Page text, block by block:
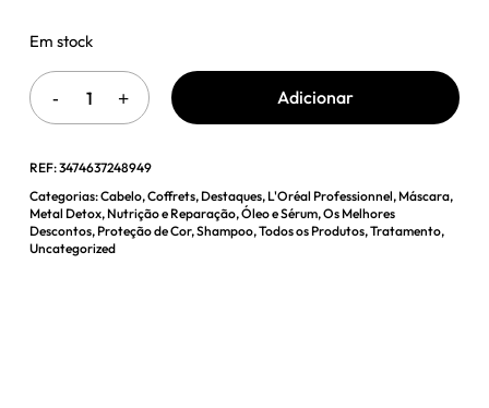
Em stock
Adicionar
REF:3474637248949
Categorias:Cabelo,Coffrets,Destaques,L'Oréal Professionnel,Máscara,
Metal Detox,Nutrição e Reparação,Óleo e Sérum,Os Melhores
Descontos,Proteção de Cor,Shampoo,Todos os Produtos,Tratamento,
Uncategorized